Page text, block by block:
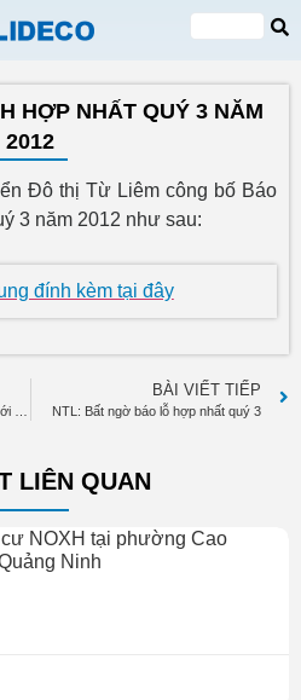
VI
EN
HỢP NHẤT QUÝ 3 NĂM
2012
Đô thị Từ Liêm công bố Báo
3 năm 2012 như sau:
đính kèm tại đây
BÀI VIẾT TIẾP
NTL: Bất ngờ báo lỗ hợp nhất quý 3
LIÊN QUAN
NOXH tại phường Cao
Ninh